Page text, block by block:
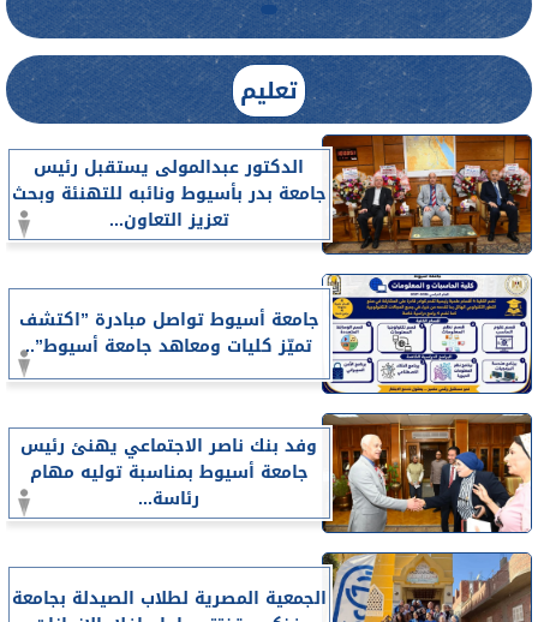
تعليم
الدكتور عبدالمولى يستقبل رئيس
جامعة بدر بأسيوط ونائبه للتهنئة وبحث
تعزيز التعاون...
جامعة أسيوط تواصل مبادرة ”اكتشف
تميّز كليات ومعاهد جامعة أسيوط”..
وفد بنك ناصر الاجتماعي يهنئ رئيس
جامعة أسيوط بمناسبة توليه مهام
رئاسة...
الجمعية المصرية لطلاب الصيدلة بجامعة